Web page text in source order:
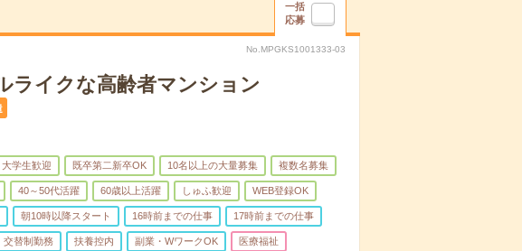
一括
応募
No.MPGKS1001333-03
ライクな高齢者マンション
大学生歓迎 既卒第二新卒OK 10名以上の大量募集 複数名募集
40～50代活躍 60歳以上活躍 しゅふ歓迎 WEB登録OK
朝10時以降スタート 16時前までの仕事 17時前までの仕事
交替制勤務 扶養控内 副業・WワークOK 医療福祉